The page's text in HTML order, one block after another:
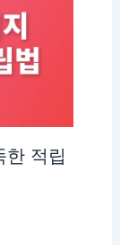
한 적립